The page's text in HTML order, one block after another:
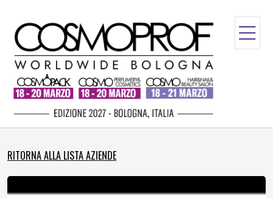
RITORNA ALLA LISTA AZIENDE